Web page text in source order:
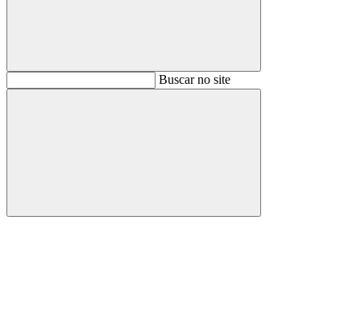
BuscarBuscar no site
Buscar